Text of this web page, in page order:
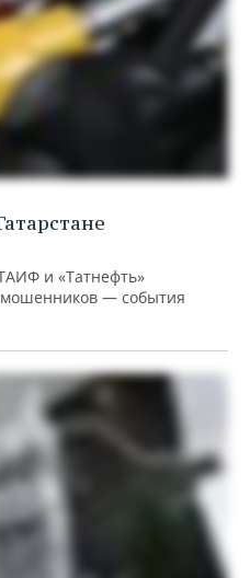
и «Татнефть»
мошенников — события